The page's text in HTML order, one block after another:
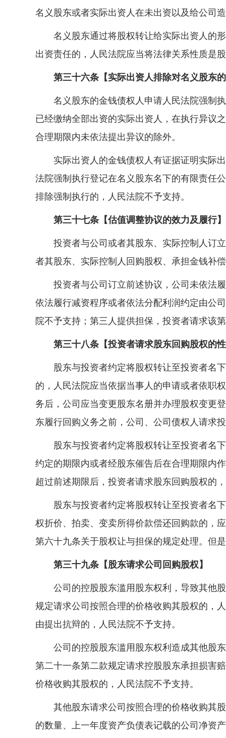
名义股东或者实际出资人在未出资以及给公司
名义股东通过将股权转让给实际出资人的形
出资责任的，人民法院应当将法律关系性质是
第三十六条【实际出资人排除对名义股东的
名义股东的金钱债权人申请人民法院强制执
已经缴纳全部出资的实际出资人，在执行异议
合理期限内未依法提出异议的除外。
实际出资人的金钱债权人有证据证明实际出
法院强制执行登记在名义股东名下的有限责任
排除强制执行的，人民法院不予支持。
第三十七条【估值调整协议的效力及履行】
投资者与公司或者其股东、实际控制人订立
者其股东、实际控制人回购股权、承担金钱补
投资者与公司订立前述协议，公司未依法履
依法履行减资程序或者依法分配利润约定由公
院不予支持；第三人提供担保，投资者请求该
第三十八条【投资者请求股东回购股权的
股东与投资者约定将股权转让至投资者名下
的，人民法院应当依据当事人的申请或者依职
务后，公司应当变更股东名册并办理股权变更
东履行回购义务之前，公司、公司债权人请求
股东与投资者约定将股权转让至投资者名下
约定的期限内或者经股东催告后在合理期限内
超过前述期限后，投资者请求股东回购股权的
股东与投资者约定将股权转让至投资者名下
权折价、拍卖、变卖所得价款偿还回购款的，
第六十九条关于股权让与担保的规定处理。但
第三十九条【股东请求公司回购股权】
公司的控股股东滥用股东权利，导致其他股
规定请求公司按照合理的价格收购其股权的，
由提出抗辩的，人民法院不予支持。
公司的控股股东滥用股东权利造成其他股东
第二十一条第二款规定请求控股股东承担损害
价格收购其股权的，人民法院不予支持。
其他股东请求公司按照合理的价格收购其股
的数量、上一年度资产负债表记载的公司净资